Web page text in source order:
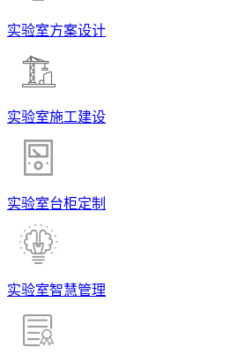
实验室方案设计
实验室施工建设
实验室台柜定制
实验室智慧管理